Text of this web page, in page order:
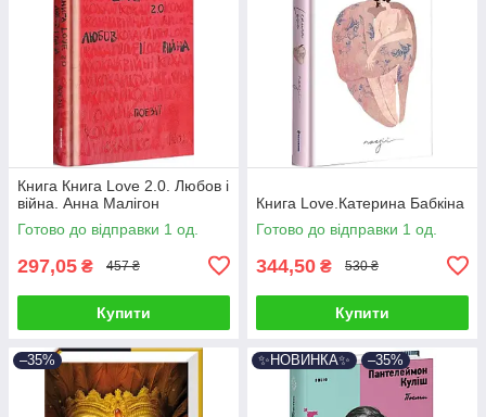
Книга Книга Love 2.0. Любов і
війна. Анна Малігон
Готово до відправки 1 од.
297,05 ₴ 457 ₴
Купити
Книга Love.Катерина Бабкіна
Готово до відправки 1 од.
344,50 ₴ 530 ₴
Купити
–35% ✨НОВИНКА✨ –35%